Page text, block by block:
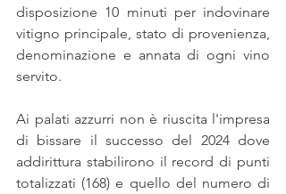
disposizione 10 minuti per indovinare
vitigno principale, stato di provenienza,
denominazione e annata di ogni vino
servito.
Ai palati azzurri non è riuscita l'impresa
di bissare il successo del 2024 dove
addirittura stabilirono il record di punti
totalizzati (168) e quello del numero di